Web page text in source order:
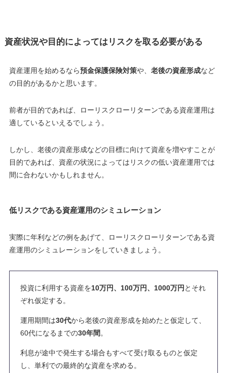
資産状況や目的によってはリスクを取る必要がある
資産運用を始めるなら預金保護保険対策や、 老後の資産形成など
の目的があるかと思います。
前者が目的であれば、ローリスクローリターンである資産運用は
適しているといえるでしょう。
しかし、老後の資産形成などの目標に向けて資産を増やすことが
目的であれば、 資産の状況によってはリスクの低い資産運用では
間に合わないかもしれません。
低リスクである資産運用のシミュレーション
実際に年利などの例をあげて、ローリスクローリターンである資
産運用のシミュレーションをしていきましょう。
投資に利用する資産を10万円、100万円、1000万円 とそれ
ぞれ仮定する。
運用期間は30代から老後の資産形成を始めたと仮定して、
60代になるまでの30年間。
利息が途中で発生する場合もすべて受け取るものと仮定
し、単利での最終的な資産を求める。